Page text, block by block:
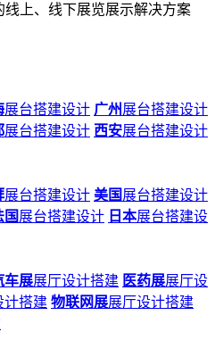
线上、线下展览展示解决方案
展台搭建设计 广州展台搭建设计
展台搭建设计 西安展台搭建设计
展台搭建设计 美国 展台搭建设计
国 展台搭建设计 日本展台搭建设
车展展厅设计搭建 医药展展厅设
计搭建 物联网展展厅设计搭建